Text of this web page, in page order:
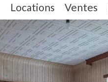
Locations Ventes